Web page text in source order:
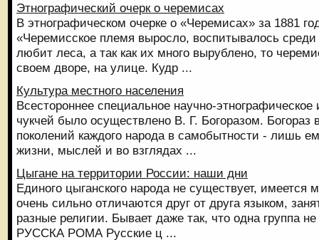
Этнографический очерк о черемисах
В этнографическом очерке о «Черемисах» за 1881
«Черемисское племя выросло, воспитывалось
любит леса, а так как их много вырублено, то
своем дворе, на улице. Кудр ...
Культура местного населения
Всестороннее специальное научно-
чукчей было осуществлено В. Г. Богоразом. Богораз
поколений каждого народа в самобытности - лишь
жизни, мыслей и во взглядах ...
Цыгане на территории России: наши дни
Единого цыганского народа не существует, имеется
очень сильно отличаются друг от друга языком,
разные религии. Бывает даже так, что одна группа
РУССКА РОМА Русские ц ...